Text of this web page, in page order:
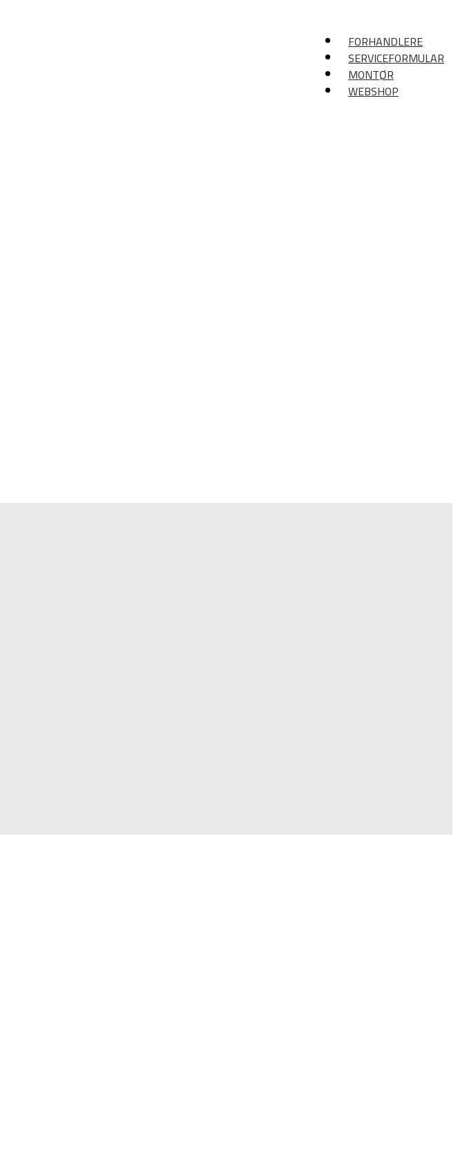
FORHANDLERE
SERVICEFORMULAR
MONTØR
WEBSHOP